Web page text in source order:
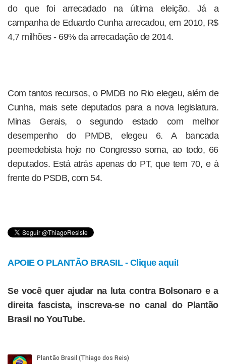
do que foi arrecadado na última eleição. Já a
campanha de Eduardo Cunha arrecadou, em 2010, R$
4,7 milhões - 69% da arrecadação de 2014.
Com tantos recursos, o PMDB no Rio elegeu, além de
Cunha, mais sete deputados para a nova legislatura.
Minas Gerais, o segundo estado com melhor
desempenho do PMDB, elegeu 6. A bancada
peemedebista hoje no Congresso soma, ao todo, 66
deputados. Está atrás apenas do PT, que tem 70, e à
frente do PSDB, com 54.
APOIE O PLANTÃO BRASIL - Clique aqui!
Se você quer ajudar na luta contra Bolsonaro e a
direita fascista, inscreva-se no canal do Plantão
Brasil no YouTube.